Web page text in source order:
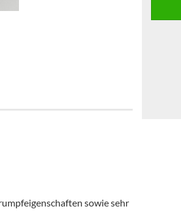
sowie sehr